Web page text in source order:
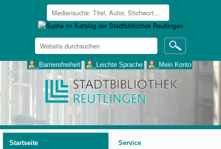
Website
durchsuchen
___Barrierefreiheit ___Leichte Sprache ___Mein Konto
Startseite
Service